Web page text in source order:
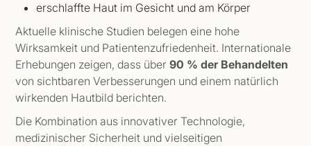
erschlaffte Haut im Gesicht und am Körper
Aktuelle klinische Studien belegen eine hohe
Wirksamkeit und Patientenzufriedenheit. Internationale
Erhebungen zeigen, dass über90 % der Behandelten
von sichtbaren Verbesserungen und einem natürlich
wirkenden Hautbild berichten.
Die Kombination aus innovativer Technologie,
medizinischer Sicherheit und vielseitigen